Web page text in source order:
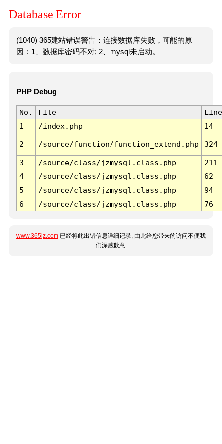
Database Error
(1040) 365建站错误警告：连接数据库失败，可能的原
因：1、数据库密码不对; 2、mysql未启动。
PHP Debug
No. File
Line
1
/index.php 14
2 /source/function/function_extend.php 324
3 /source/class/jzmysql.class.php
211
4
/source/class/jzmysql.class.php
62
5
/source/class/jzmysql.class.php
94
6
/source/class/jzmysql.class.php 76
www.365jz.com 已经将此出错信息详细记录, 由此给您带来的访问不便我
们深感歉意.